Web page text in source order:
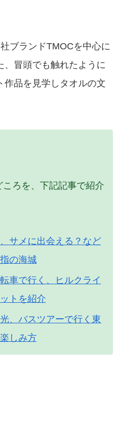
ブランドTMOCを中心に
、冒頭でも触れたように
作品を見学しタオルの文
ろを、下記記事で紹介
サメに出会える？など
の海城
車で行く、ヒルクライ
トを紹介
、バスツアーで行く東
しみ方